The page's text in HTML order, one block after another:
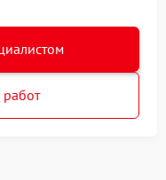
работ